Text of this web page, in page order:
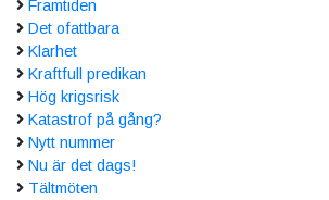
Framtiden
Det ofattbara
Klarhet
Kraftfull predikan
Hög krigsrisk
Katastrof på gång?
Nytt nummer
Nu är det dags!
Tältmöten